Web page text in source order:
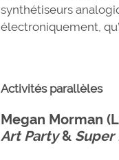
synthétiseurs
électroniquement,
Activités parallèles
Megan Morman
Art Party& Super